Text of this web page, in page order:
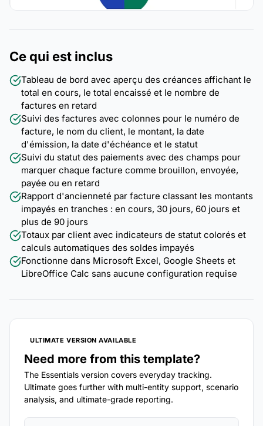
Ce qui est inclus
Tableau de bord avec aperçu des créances affichant le
total en cours, le total encaissé et le nombre de
factures en retard
Suivi des factures avec colonnes pour le numéro de
facture, le nom du client, le montant, la date
d'émission, la date d'échéance et le statut
Suivi du statut des paiements avec des champs pour
marquer chaque facture comme brouillon, envoyée,
payée ou en retard
Rapport d'ancienneté par facture classant les montants
impayés en tranches : en cours, 30 jours, 60 jours et
plus de 90 jours
Totaux par client avec indicateurs de statut colorés et
calculs automatiques des soldes impayés
Fonctionne dans Microsoft Excel, Google Sheets et
LibreOffice Calc sans aucune configuration requise
ULTIMATE VERSION AVAILABLE
Need more from this template?
The Essentials version covers everyday tracking.
Ultimate goes further with multi-entity support, scenario
analysis, and ultimate-grade reporting.